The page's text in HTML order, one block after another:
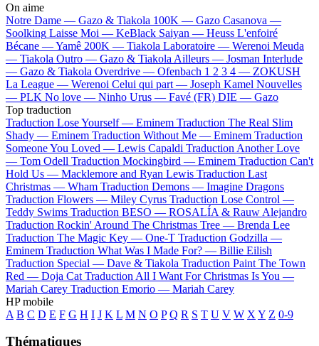
On aime
Notre Dame — Gazo & Tiakola 100K — Gazo Casanova —
Soolking Laisse Moi — KeBlack Saiyan — Heuss L'enfoiré
Bécane —Yamê 200K — Tiakola Laboratoire — Werenoi Meuda
— Tiakola Outro — Gazo & Tiakola Ailleurs — Josman Interlude
— Gazo & Tiakola Overdrive — Ofenbach 1 2 3 4 — ZOKUSH
La League — Werenoi Celui qui part — Joseph Kamel Nouvelles
— PLK No love — Ninho Urus — Favé (FR) DIE — Gazo
Top traduction
Traduction Lose Yourself — Eminem Traduction The Real Slim
Shady — Eminem Traduction Without Me — Eminem Traduction
Someone You Loved — Lewis Capaldi Traduction Another Love
— Tom Odell Traduction Mockingbird — Eminem Traduction Can't
Hold Us — Macklemore and Ryan Lewis Traduction Last
Christmas — Wham Traduction Demons — Imagine Dragons
Traduction Flowers — Miley Cyrus Traduction Lose Control —
Teddy Swims Traduction BESO — ROSALÍA & Rauw Alejandro
Traduction Rockin' Around The Christmas Tree — Brenda Lee
Traduction The Magic Key — One-T Traduction Godzilla —
Eminem Traduction What Was I Made For? — Billie Eilish
Traduction Special — Dave & Tiakola Traduction Paint The Town
Red — Doja Cat Traduction All I Want For Christmas Is You —
Mariah Carey Traduction Emorio — Mariah Carey
HP mobile
A B C D E F G H I J K L M N O P Q R S T U V W X Y Z 0-9
Thématiques